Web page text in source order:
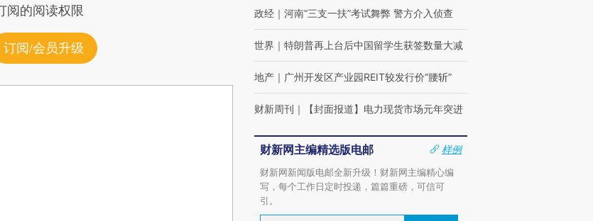
阅的阅读权限
订阅/会员升级
政经 ｜ 河南“三支一扶”考试舞弊 警方介入侦查
世界 ｜ 特朗普再上台后中国留学生获签数量大减
地产 ｜ 广州开发区产业园REIT较发行价“腰斩”
财新周刊 ｜ 【封面报道】电力现货市场元年突进
财新网主编精选版电邮
样例
财新网新闻版电邮全新升级！财新网主编精心编
写，每个工作日定时投递，篇篇重磅，可信可
引。